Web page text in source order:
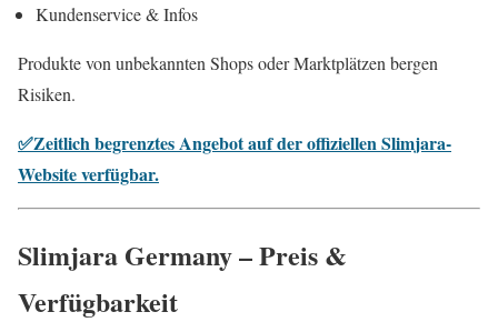
Kundenservice & Infos
Produkte von unbekannten Shops oder Marktplätzen bergen
Risiken.
✅Zeitlich begrenztes Angebot auf der offiziellen Slimjara-
Website verfügbar.
Slimjara Germany – Preis &
Verfügbarkeit